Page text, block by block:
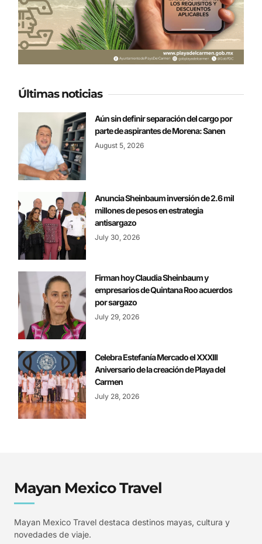
Últimas noticias
Aún sin definir separación del cargo por
parte de aspirantes de Morena: Sanen
August 5, 2026
Anuncia Sheinbaum inversión de 2.6 mil
millones de pesos en estrategia
antisargazo
July 30, 2026
Firman hoy Claudia Sheinbaum y
empresarios de Quintana Roo acuerdos
por sargazo
July 29, 2026
Celebra Estefanía Mercado el XXXIII
Aniversario de la creación de Playa del
Carmen
July 28, 2026
Mayan Mexico Travel
Mayan Mexico Travel destaca destinos mayas, cultura y
novedades de viaje.